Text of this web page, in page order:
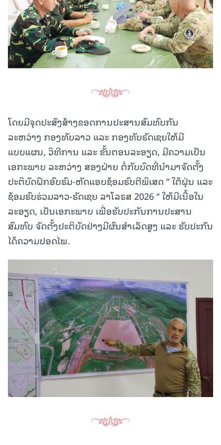
ໂດຍມີຈຸດປະສົງສ້າງຂອດການປະສານສົມທົບກັນ
ລະຫວ່າງ ກອງທັບລາວ ແລະ ກອງທັບຣັດເຊຍໃຫ້ມີ
ແບບແຜນ, ວິທີການ ແລະ ຂັ້ນຕອນລະອຽດ, ມີຄວາມເປັນ
ເອກະພາບ ລະຫວ່າງ ສອງຝ່າຍ ຕໍ່ກັບບົດທີ່ນໍາມາຈັດຕັ້ງ
ປະຕິບັດຝຶກອົບຮົມ-ຫັດແອບຊ້ອມຮົບຕີພິເສດ “ ໃຕ້ຝຸ່ນ ແລະ
ຊ້ອມຮົບຮ່ວມລາວ-ຣັດເຊຍ ລາໂລຣສ 2026 “ ໃຫ້ມີເນື້ອໃນ
ລະອຽດ, ເປັນເອກະພາບ ເພື່ອຮັບປະກັນການປະສານ
ສົມທົບ ຈັດຕັ້ງປະຕິບັດຢ່າງມີຜົນສໍາເລັດສູງ ແລະ ຮັບປະກັນ
ໄດ້ຄວາມປອດໄພ.